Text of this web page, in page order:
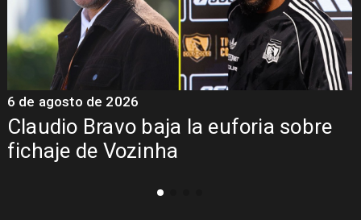
Claudio Bravo baja la euforia sobre
fichaje de Vozinha
6 de agosto de 2026